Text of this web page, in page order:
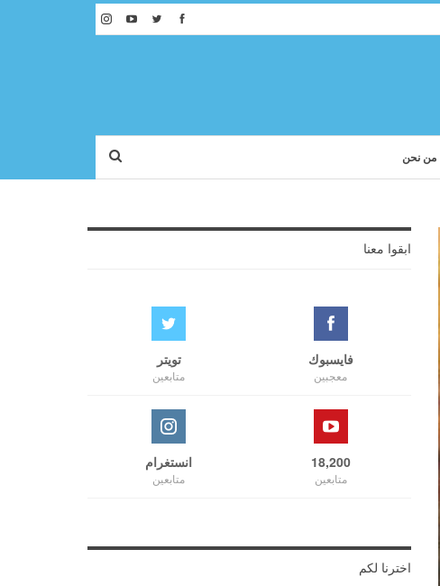
من نحن
ابقوا معنا
فايسبوك
معجبين
تويتر
متابعين
18,200
متابعين
انستغرام
متابعين
اخترنا لكم